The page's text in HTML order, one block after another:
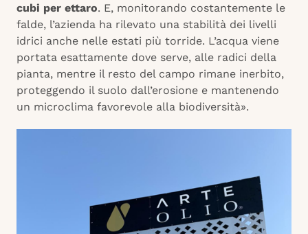
cubi per ettaro. E, monitorando costantemente le
falde, l’azienda ha rilevato una stabilità dei livelli
idrici anche nelle estati più torride. L’acqua viene
portata esattamente dove serve, alle radici della
pianta, mentre il resto del campo rimane inerbito,
proteggendo il suolo dall’erosione e mantenendo
un microclima favorevole alla biodiversità».